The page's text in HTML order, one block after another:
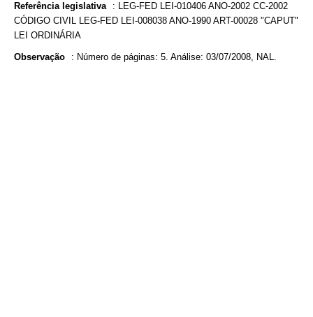
Referência legislativa : LEG-FED LEI-010406 ANO-2002 CC-2002
CÓDIGO CIVIL LEG-FED LEI-008038 ANO-1990 ART-00028 "CAPUT"
LEI ORDINÁRIA
Observação : Número de páginas: 5. Análise: 03/07/2008, NAL.